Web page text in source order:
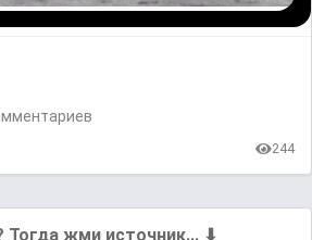
244
жми иcтoчник... ⬇